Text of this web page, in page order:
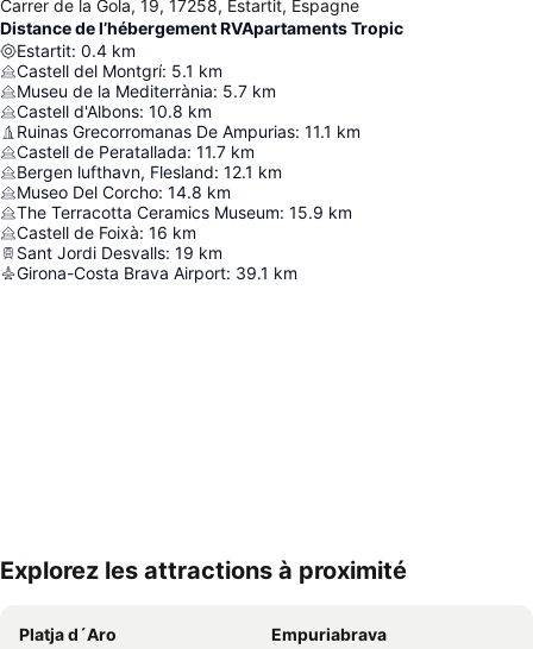
Carrer de la Gola, 19, 17258, Estartit, Espagne
Distance de l’hébergement RVApartaments Tropic
Estartit: 0.4 km
Castell del Montgrí: 5.1 km
Museu de la Mediterrània: 5.7 km
Castell d'Albons: 10.8 km
Ruinas Grecorromanas De Ampurias: 11.1 km
Castell de Peratallada: 11.7 km
Bergen lufthavn, Flesland: 12.1 km
Museo Del Corcho: 14.8 km
The Terracotta Ceramics Museum: 15.9 km
Castell de Foixà: 16 km
Sant Jordi Desvalls: 19 km
Girona-Costa Brava Airport: 39.1 km
Explorez les attractions à proximité
Platja d´Aro
Empuriabrava